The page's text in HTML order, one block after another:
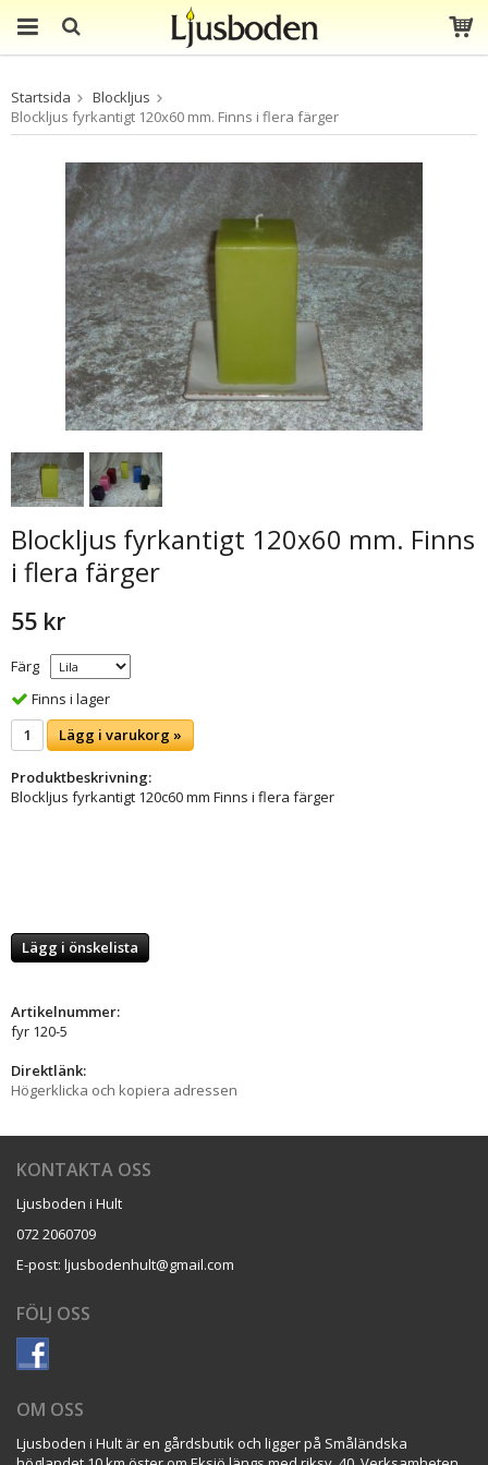
Startsida
Blockljus
Blockljus fyrkantigt 120x60 mm. Finns i flera färger
Blockljus fyrkantigt 120x60 mm. Finns
i flera färger
55 kr
Färg
Finns i lager
Lägg i varukorg »
Produktbeskrivning:
Blockljus fyrkantigt 120c60 mm Finns i flera färger
Lägg i önskelista
Artikelnummer:
fyr 120-5
Direktlänk:
Högerklicka och kopiera adressen
KONTAKTA OSS
Ljusboden i Hult
072 2060709
E-post: ljusbodenhult@gmail.com
FÖLJ OSS
OM OSS
Ljusboden i Hult är en gårdsbutik och ligger på Småländska